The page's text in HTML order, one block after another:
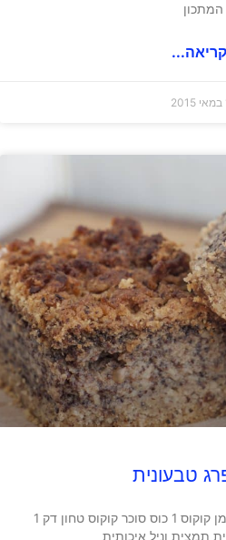
המתכון
טבעונית
מרכיבים: 4 כפות גדושות שמן קוקוס 1 כוס סוכר קוקוס טחון דק 1
תמצית וניל איכותית